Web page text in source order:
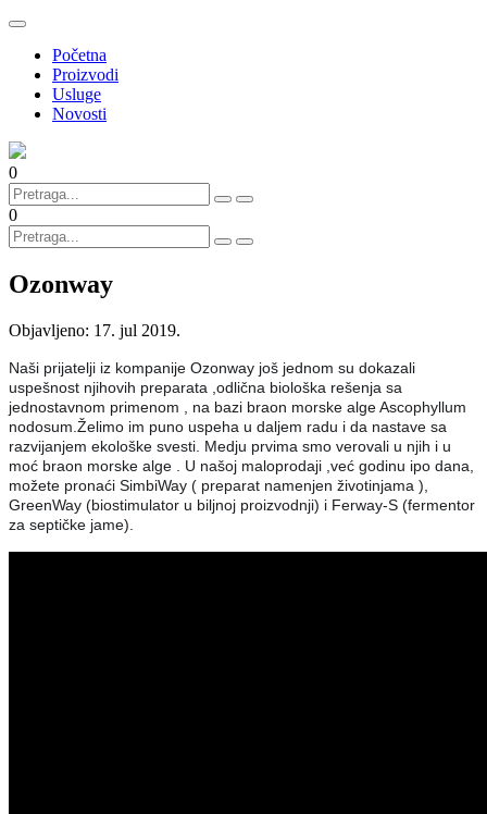
Početna
Proizvodi
Usluge
Novosti
0
0
Ozonway
Objavljeno: 17. jul 2019.
Naši prijatelji iz kompanije Ozonway još jednom su dokazali
uspešnost njihovih preparata ,odlična biološka rešenja sa
jednostavnom primenom , na bazi braon morske alge Ascophyllum
nodosum.Želimo im puno uspeha u daljem radu i da nastave sa
razvijanjem ekološke svesti. Medju prvima smo verovali u njih i u
moć braon morske alge . U našoj maloprodaji ,već godinu ipo dana,
možete pronaći SimbiWay ( preparat namenjen životinjama ),
GreenWay (biostimulator u biljnoj proizvodnji) i Ferway-S (fermentor
za septičke jame).